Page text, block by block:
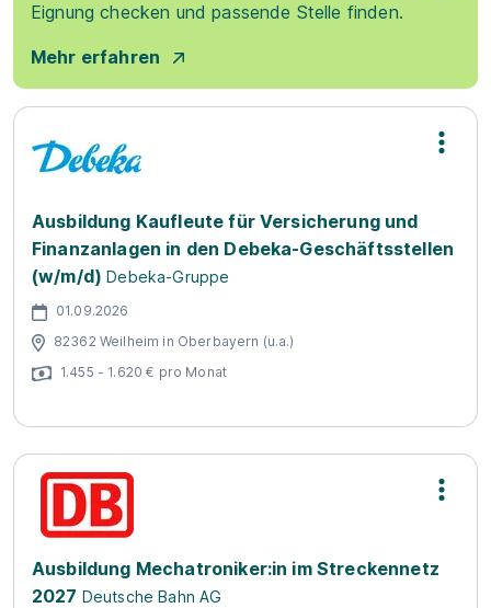
Eignung checken und passende Stelle finden.
Mehr erfahren
Ausbildung Kaufleute für Versicherung und
Finanzanlagen in den Debeka-Geschäftsstellen
(w/m/d)Debeka-Gruppe
01.09.2026
82362 Weilheim in Oberbayern (u.a.)
1.455 - 1.620 € pro Monat
Ausbildung Mechatroniker:in im Streckennetz
2027 Deutsche Bahn AG